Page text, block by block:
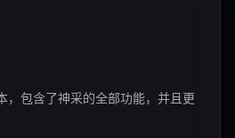
，包含了神采的全部功能，并且更